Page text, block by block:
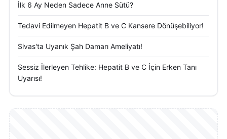
İlk 6 Ay Neden Sadece Anne Sütü?
Tedavi Edilmeyen Hepatit B ve C Kansere Dönüşebiliyor!
Sivas'ta Uyanık Şah Damarı Ameliyatı!
Sessiz İlerleyen Tehlike: Hepatit B ve C İçin Erken Tanı
Uyarısı!